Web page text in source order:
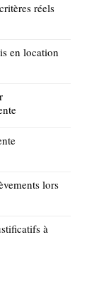
réels
en location
lors
à